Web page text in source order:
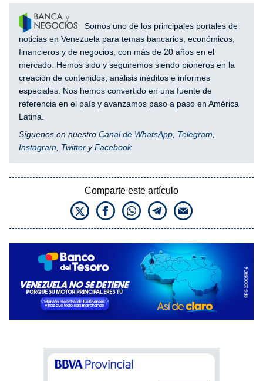
Somos uno de los principales portales de
noticias en Venezuela para temas bancarios, económicos,
financieros y de negocios, con más de 20 años en el
mercado. Hemos sido y seguiremos siendo pioneros en la
creación de contenidos, análisis inéditos e informes
especiales. Nos hemos convertido en una fuente de
referencia en el país y avanzamos paso a paso en América
Latina.
Síguenos en nuestro Canal de WhatsApp, Telegram,
Instagram, Twitter yFacebook
Comparte este artículo